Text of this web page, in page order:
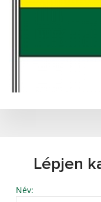
Lépjen
Név: